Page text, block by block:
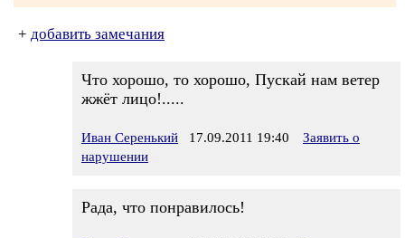
+ добавить замечания
Что хорошо, то хорошо, Пускай нам ветер
жжёт лицо!.....
Иван Серенький 17.09.2011 19:40
Заявить о
нарушении
Рада, что понравилось!